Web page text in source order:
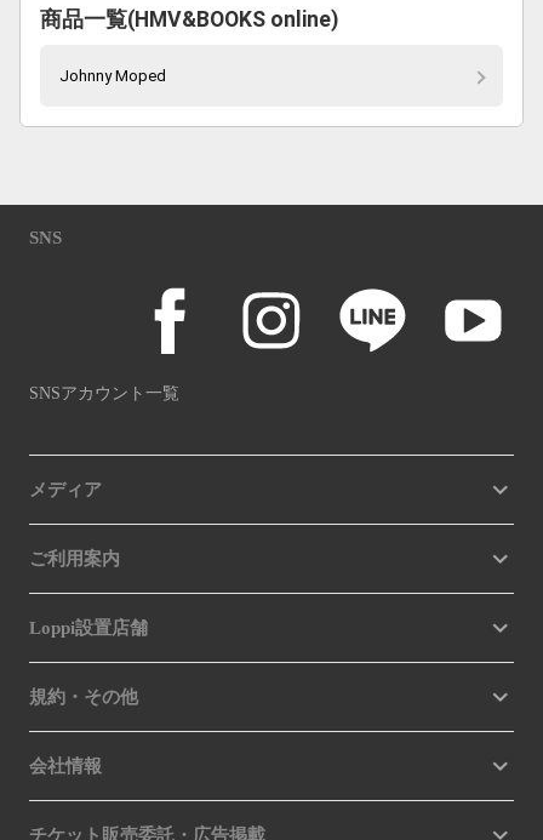
商品一覧(HMV&BOOKS online)
Johnny Moped
SNS
SNSアカウント一覧
メディア
ご利用案内
Loppi設置店舗
規約・その他
会社情報
チケット販売委託・広告掲載